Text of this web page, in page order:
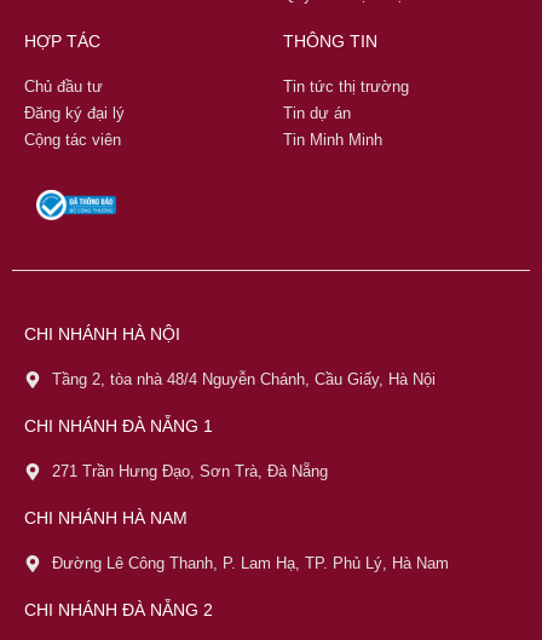
HỢP TÁC
Chủ đầu tư
Đăng ký đại lý
Cộng tác viên
THÔNG TIN
Tin tức thị trường
Tin dự án
Tin Minh Minh
CHI NHÁNH HÀ NỘI
Tầng 2, tòa nhà 48/4 Nguyễn Chánh, Cầu Giấy, Hà Nội
CHI NHÁNH ĐÀ NẴNG 1
271 Trần Hưng Đạo, Sơn Trà, Đà Nẵng
CHI NHÁNH HÀ NAM
Đường Lê Công Thanh, P. Lam Hạ, TP. Phủ Lý, Hà Nam
CHI NHÁNH ĐÀ NẴNG 2